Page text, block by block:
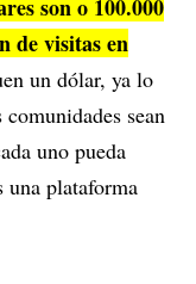
son o 100.000
de visitas en
un dólar, ya lo
sean
uno pueda
una plataforma